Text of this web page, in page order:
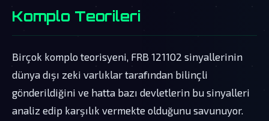
Komplo Teorileri
Birçok komplo teorisyeni, FRB 121102 sinyallerinin
dünya dışı zeki varlıklar tarafından bilinçli
gönderildiğini ve hatta bazı devletlerin bu sinyalleri
analiz edip karşılık vermekte olduğunu savunuyor.